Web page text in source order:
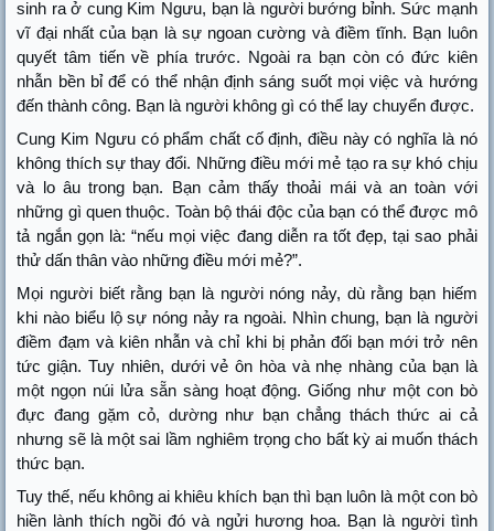
sinh ra ở cung Kim Ngưu, bạn là người bướng bỉnh. Sức mạnh
vĩ đại nhất của bạn là sự ngoan cường và điềm tĩnh. Bạn luôn
quyết tâm tiến về phía trước. Ngoài ra bạn còn có đức kiên
nhẫn bền bỉ để có thể nhận định sáng suốt mọi việc và hướng
đến thành công. Bạn là người không gì có thể lay chuyển được.
Cung Kim Ngưu có phẩm chất cố định, điều này có nghĩa là nó
không thích sự thay đổi. Những điều mới mẻ tạo ra sự khó chịu
và lo âu trong bạn. Bạn cảm thấy thoải mái và an toàn với
những gì quen thuộc. Toàn bộ thái độc của bạn có thể được mô
tả ngắn gọn là: “nếu mọi việc đang diễn ra tốt đẹp, tại sao phải
thử dấn thân vào những điều mới mẻ?”.
Mọi người biết rằng bạn là người nóng nảy, dù rằng bạn hiếm
khi nào biểu lộ sự nóng nảy ra ngoài. Nhìn chung, bạn là người
điềm đạm và kiên nhẫn và chỉ khi bị phản đối bạn mới trở nên
tức giận. Tuy nhiên, dưới vẻ ôn hòa và nhẹ nhàng của bạn là
một ngọn núi lửa sẵn sàng hoạt động. Giống như một con bò
đực đang gặm cỏ, dường như bạn chẳng thách thức ai cả
nhưng sẽ là một sai lầm nghiêm trọng cho bất kỳ ai muốn thách
thức bạn.
Tuy thế, nếu không ai khiêu khích bạn thì bạn luôn là một con bò
hiền lành thích ngồi đó và ngửi hương hoa. Bạn là người tình